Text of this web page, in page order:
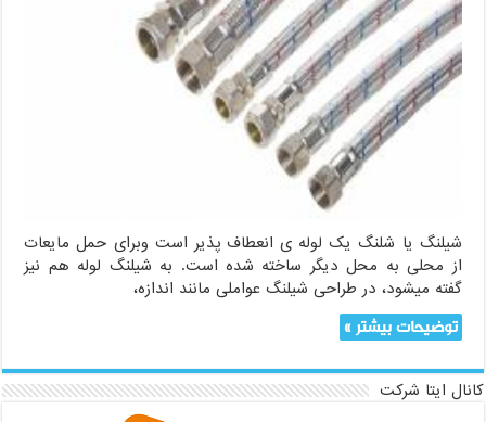
شیلنگ یا شلنگ یک لوله ی انعطاف پذیر است وبرای حمل مایعات
از محلی به محل دیگر ساخته شده است. به شیلنگ لوله هم نیز
گفته میشود، در طراحی شیلنگ عواملی مانند اندازه،
توضیحات بیشتر »
کانال ایتا شرکت